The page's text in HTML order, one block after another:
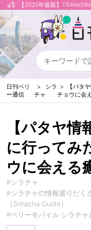
【2025年最新】
日刊ベリ
ー通信
シラ
チャ
【パタ
チョウに会
【パタヤ
に行ってみ
ウに会える
#シラチャ
#シラチャの情報盛りだく
（Sriracha Guide）
#ベリーモバイル シラチャ